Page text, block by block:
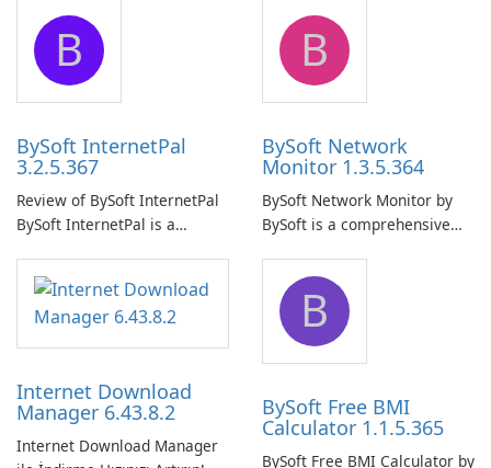
application designed to
ensure the continuous and
uninterrupted operation of
your computer system.
application that allows users
to easily browse and manage
shared folders on their
network.
B
BySoft InternetPal
3.2.5.367
Review of BySoft InternetPal
BySoft InternetPal is a
application designed to
monitor your internet
connection and provide real-
time insights into its
B
BySoft Network
Monitor 1.3.5.364
BySoft Network Monitor by
BySoft is a comprehensive
designed to help businesses
effectively manage their
network infrastructure.
Internet Download
Manager 6.43.8.2
Internet Download Manager
B
BySoft Free BMI
Calculator 1.1.5.365
BySoft Free BMI Calculator by